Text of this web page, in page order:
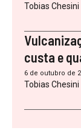
Tobias Chesini
custa e
6 de outubro de
Tobias Chesini